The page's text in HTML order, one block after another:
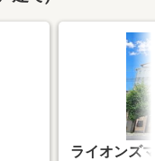
ライオンズ